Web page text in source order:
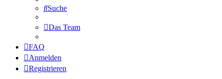
Suche
Das Team
FAQ
Anmelden
Registrieren